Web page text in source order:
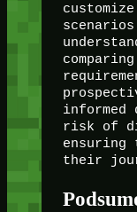
informed
risk of
ensuring
their